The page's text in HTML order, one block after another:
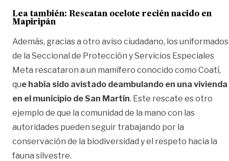
Lea también: Rescatan ocelote recién nacido en
Mapiripán
Además, gracias a otro aviso ciudadano, los uniformados
de la Seccional de Protección y Servicios Especiales
Meta rescataron a un mamífero conocido como Coatí,
que había sido avistado deambulando en una vivienda
en el municipio de San Martín. Este rescate es otro
ejemplo de que la comunidad de la mano con las
autoridades pueden seguir trabajando por la
conservación de la biodiversidad y el respeto hacia la
fauna silvestre.